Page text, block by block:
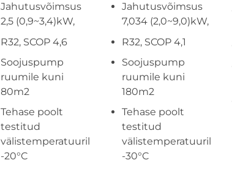
Jahutusvõimsus
2,5 (0,9~3,4)kW,
R32, SCOP 4,6
Soojuspump
ruumile kuni
80m2
Tehase poolt
testitud
välistemperatuuril
-20°C
Jahutusvõimsus
7,034 (2,0~9,0)kW,
R32, SCOP 4,1
Soojuspump
ruumile kuni
180m2
Tehase poolt
testitud
välistemperatuuril
-30°C